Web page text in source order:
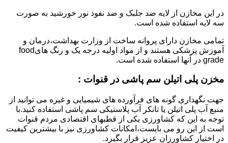
در این مخازن از لایه ضد جلبک و ضد نفوذ نور خورشید به صورت
سه لایه استفاده شده است.
تمامی مخازن دارای پروانه ساخت از وزارت بهداشت،درمان و
آموزش پزشکی هستند و از مواد اولیه درجه یک و رنگ هایfood
grade در آنها استفاده شده است.
مخزن پلی اتیلن سم پاشی در قنوات :
جهت نگهداری گونه های فرآورده های شیمیایی و غیره می توانید از
منبع آب پلی اتیلن یا تانکر آب پلاستیکی سم پاشی استفاده کنید.با
توجه به این که کشاورزی یکی از قطبهای اقتصادی مردم قنوات
است از این رو می بایست،امکانات کشاورزی نیز با بیشترین کیفیت
در اختیار کشاورزان عزیز قرار بگیرد.